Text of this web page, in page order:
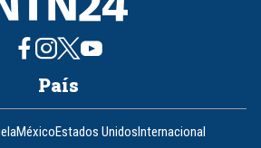
País
MéxicoEstados UnidosInternacional